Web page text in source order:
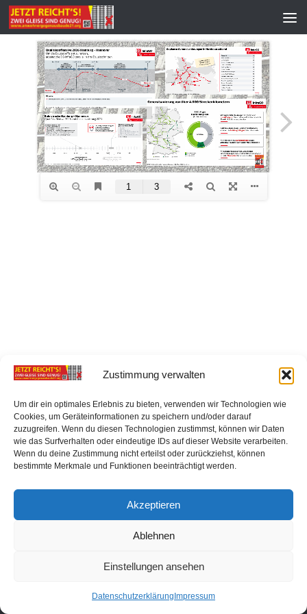
Zustimmung verwalten
Um dir ein optimales Erlebnis zu bieten, verwenden wir Technologien wie
Cookies, um Geräteinformationen zu speichern und/oder darauf
zuzugreifen. Wenn du diesen Technologien zustimmst, können wir Daten
wie das Surfverhalten oder eindeutige IDs auf dieser Website verarbeiten.
Wenn du deine Zustimmung nicht erteilst oder zurückziehst, können
bestimmte Merkmale und Funktionen beeinträchtigt werden.
Akzeptieren
Ablehnen
Einstellungen ansehen
Datenschutzerklärung Impressum
Zum Inhalt springen